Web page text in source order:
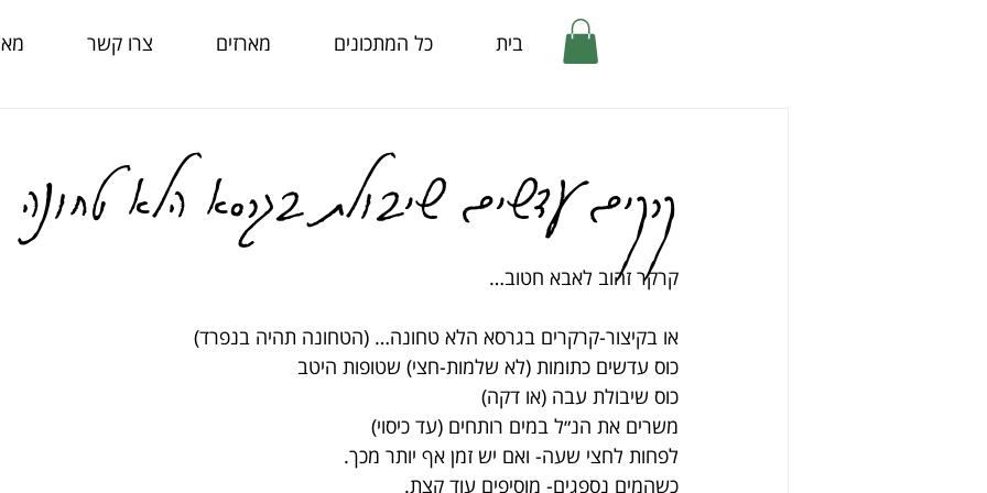
בית כל המתכונים מארזים צרו קשר
קרקים עדשים שיבולת בגרסא הלא טחונה
קרקר זהוב לאבא חטוב…
או בקיצור-קרקרים בגרסא הלא טחונה… (הטחונה תהיה בנפרד)
כוס עדשים כתומות (לא שלמות-חצי) שטופות היטב
כוס שיבולת עבה (או דקה)
משרים את הנ״ל במים רותחים (עד כיסוי)
לפחות לחצי שעה- ואם יש זמן אף יותר מכך.
כשהמים נספגים- מוסיפים עוד קצת.